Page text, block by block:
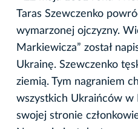
Taras Szewczenko
wymarzonej ojczyzny.
Markiewicza” został
Ukrainę. Szewczenko
ziemią. Tym nagraniem
wszystkich Ukraińców w
swojej stronie